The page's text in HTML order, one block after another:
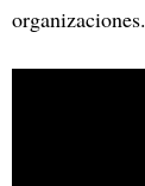
organizaciones.